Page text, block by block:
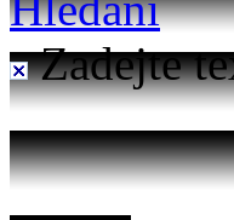
Zadejte